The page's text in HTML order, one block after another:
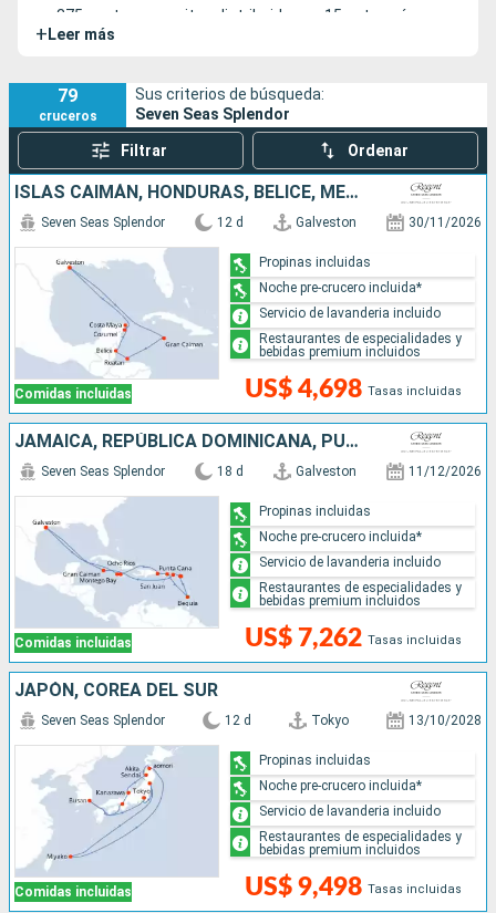
en 375 suntuosas suites distribuidas en 15 categorías,
todas con balcones privados que te ofrecen una vista
prestigiosas obras de arte, incluyendo originales de Picasso
y Miró, que añaden un toque artístico. Con 7 cubiertas
accesibles para ti y una tripulación atenta de 540
miembros, cada detalle está diseñado para brindarte una
comodidad excepcional y una experiencia sin igual. El Seven
Seas Grandeur cuenta con dos buques gemelos, elSeven
Seas Explorery elSeven Seas Splendor
+ Leer más
79
cruceros
Sus criterios de búsqueda:
Seven Seas Splendor
Filtrar Ordenar
ISLAS CAIMÁN, HONDURAS, BELICE, MÉXICO, ESTADOS UNIDOS
Comidas incluidas
Seven Seas Splendor 12 d Galveston 30/11/2026
US$ 4,698 Tasas incluidas
Propinas incluidas
Noche pre-crucero incluida*
Servicio de lavanderia incluido
Restaurantes de especialidades y
bebidas premium incluidos
JAMAICA, REPÚBLICA DOMINICANA, PUERTO RICO, SAN VINCENT Y LAS GRANADINAS, SAN MARTÍN, FRANCIA, ISLAS CAIMÁN, ESTADOS UNIDOS
Comidas incluidas
Seven Seas Splendor 18 d Galveston 11/12/2026
US$ 7,262 Tasas incluidas
Propinas incluidas
Noche pre-crucero incluida*
Servicio de lavanderia incluido
Restaurantes de especialidades y
bebidas premium incluidos
JAPÓN, COREA DEL SUR
Comidas incluidas
Seven Seas Splendor 12 d Tokyo 13/10/2028
US$ 9,498 Tasas incluidas
Propinas incluidas
Noche pre-crucero incluida*
Servicio de lavanderia incluido
Restaurantes de especialidades y
bebidas premium incluidos